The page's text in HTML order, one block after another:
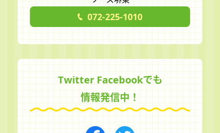
072-225-1010
Twitter Facebookでも
情報発信中！